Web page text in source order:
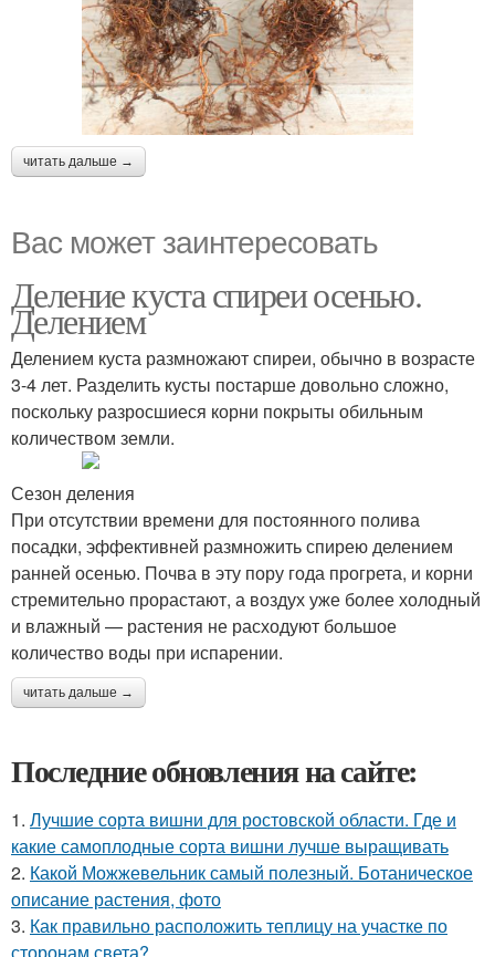
читать дальше →
Вас может заинтересовать
Деление куста спиреи осенью.
Делением
Делением куста размножают спиреи, обычно в возрасте
3-4 лет. Разделить кусты постарше довольно сложно,
поскольку разросшиеся корни покрыты обильным
количеством земли.
Сезон деления
При отсутствии времени для постоянного полива
посадки, эффективней размножить спирею делением
ранней осенью. Почва в эту пору года прогрета, и корни
стремительно прорастают, а воздух уже более холодный
и влажный — растения не расходуют большое
количество воды при испарении.
читать дальше →
Последние обновления на сайте:
1. Лучшие сорта вишни для ростовской области. Где и
какие самоплодные сорта вишни лучше выращивать
2. Какой Можжевельник самый полезный. Ботаническое
описание растения, фото
3. Как правильно расположить теплицу на участке по
сторонам света?